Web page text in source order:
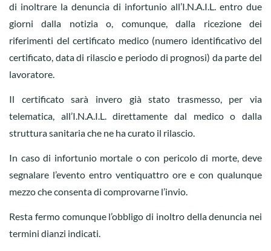
di inoltrare la denuncia di infortunio all’I.N.A.I.L. entro due
giorni dalla notizia o, comunque, dalla ricezione dei
riferimenti del certificato medico (numero identificativo del
certificato, data di rilascio e periodo di prognosi) da parte del
lavoratore.
Il certificato sarà invero già stato trasmesso, per via
telematica, all’I.N.A.I.L. direttamente dal medico o dalla
struttura sanitaria che ne ha curato il rilascio.
In caso di infortunio mortale o con pericolo di morte, deve
segnalare l’evento entro ventiquattro ore e con qualunque
mezzo che consenta di comprovarne l’invio.
Resta fermo comunque l’obbligo di inoltro della denuncia nei
termini dianzi indicati.